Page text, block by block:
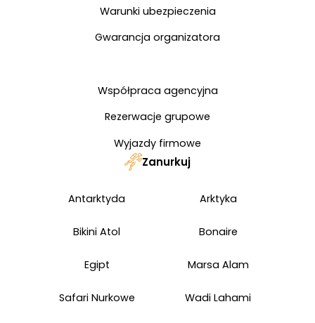
Warunki ubezpieczenia
Gwarancja organizatora
Współpraca agencyjna
Rezerwacje grupowe
Wyjazdy firmowe
Zanurkuj
Antarktyda Arktyka
Bikini Atol Bonaire
Egipt Marsa Alam
Safari Nurkowe Wadi Lahami